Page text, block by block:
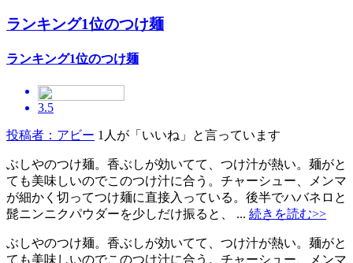
ランキング1位のつけ麺
ランキング1位のつけ麺
3.5
投稿者：アビー 1人が「いいね」と言っています
ぶしやのつけ麺。香ぶしが効いてて、つけ汁が熱い。麺がと
ても美味しいのでこのつけ汁に合う。チャーシュー、メンマ
が細かく切ってつけ麺に直接入っている。後半でハバネロと
髭ニンニクパウダーを少しだけ振ると、 ... 続きを読む>>
ぶしやのつけ麺。香ぶしが効いてて、つけ汁が熱い。麺がと
ても美味しいのでこのつけ汁に合う。チャーシュー、メンマ